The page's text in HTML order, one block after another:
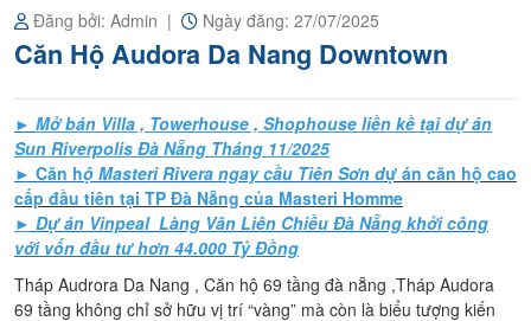
nền
chính
chủ
Đăng bởi: Admin Ngày đăng: 27/07/2025
Căn Hộ Audora Da Nang Downtown
► Mở bán Villa , Towerhouse , Shophouse liền kề tại dự án
Sun Riverpolis Đà Nẵng Tháng 11/2025
► Căn hộ Masteri Rivera ngay cầu Tiên Sơn dự án căn hộ cao
cấp đầu tiên tại TP Đà Nẵng của Masteri Homme
► Dự án Vinpeal Làng Vân Liên Chiều Đà Nẵng khởi công
với vốn đầu tư hơn 44.000 Tỷ Đồng
Tháp Audrora Da Nang , Căn hộ 69 tầng đà nẵng ,Tháp Audora
69 tầng không chỉ sở hữu vị trí “vàng” mà còn là biểu tượng kiến